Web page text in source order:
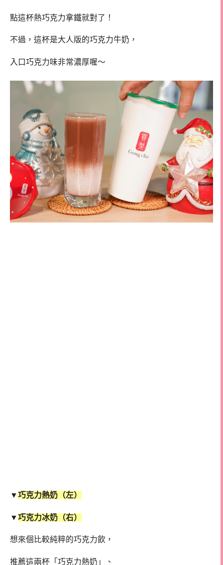
點這杯熱巧克力拿鐵就對了！
不過，這杯是大人版的巧克力牛奶，
入口巧克力味非常濃厚喔～
▼巧克力熱奶（左）
▼巧克力冰奶（右）
想來個比較純粹的巧克力飲，
推薦這兩杯「巧克力熱奶」、